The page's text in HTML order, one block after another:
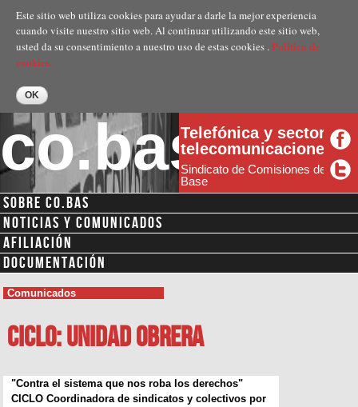
contenido
principal
Este sitio web utiliza cookies para ayudar a darle la mejor experiencia
cuando visite nuestro sitio web. Al continuar utilizando este sitio web,
usted da su consentimiento a nuestro uso de estas cookies .Politica de
cookies.
co.basTelefónica y sector
telecomunicaciones
Sindicato de Comisiones de
Base
SOBRE CO.BAS
NOTICIAS Y COMUNICADOS
AFILIACIÓN
DOCUMENTACIÓN
Comunicados
CICLO: Unidad Obrera
"Contra el sistema que nos roba los derechos"
CICLO Coordinadora de sindicatos y colectivos por